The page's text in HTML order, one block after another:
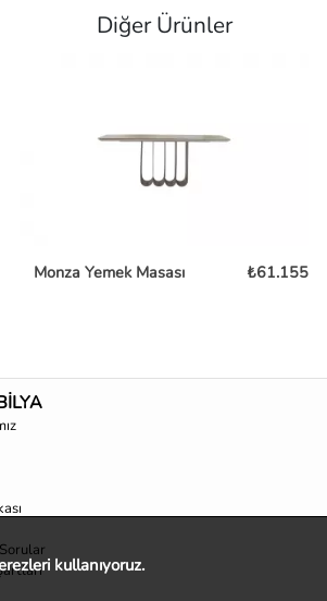
Diğer Ürünler
Monza Yemek Masası ₺61.155
kullanıyoruz.